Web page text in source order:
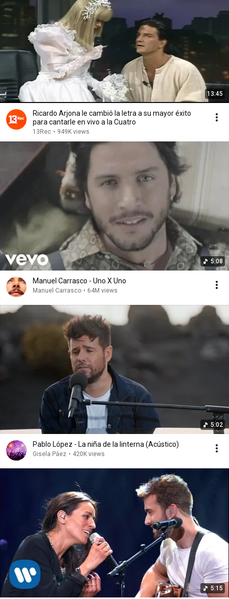
13:45
Ricardo Arjona le cambió la letra a su mayor éxito
para cantarle en vivo a la Cuatro
13Rec • 949K views
5:08
Manuel Carrasco - Uno X Uno
Manuel Carrasco • 64M views
5:02
Pablo López - La niña de la linterna (Acústico)
Gisela Páez • 420K views
5:15